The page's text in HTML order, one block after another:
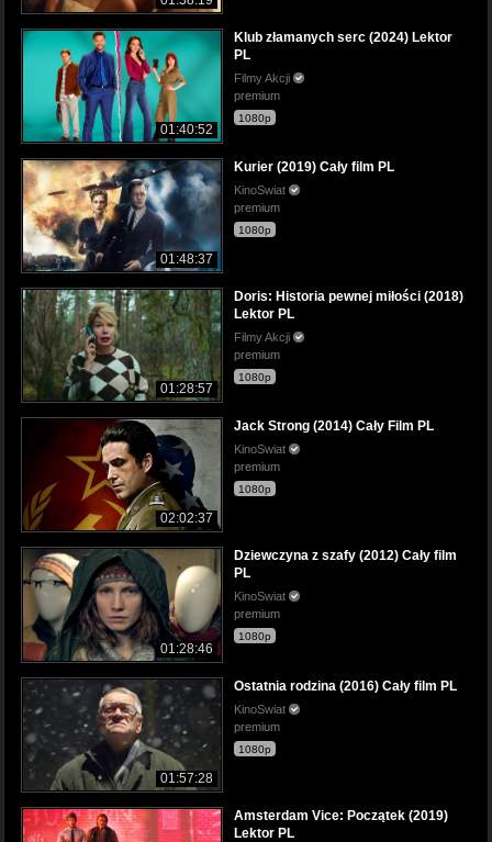
01:40:52
Klub złamanych serc (2024) Lektor
PL
Filmy Akcji
premium
1080p
01:48:37
Kurier (2019) Cały film PL
KinoSwiat
premium
1080p
01:28:57
Doris: Historia pewnej miłości (2018)
Lektor PL
Filmy Akcji
premium
1080p
02:02:37
Jack Strong (2014) Cały Film PL
KinoSwiat
premium
1080p
01:28:46
Dziewczyna z szafy (2012) Cały film
PL
KinoSwiat
premium
1080p
01:57:28
Ostatnia rodzina (2016) Cały film PL
KinoSwiat
premium
1080p
Amsterdam Vice: Początek (2019)
Lektor PL